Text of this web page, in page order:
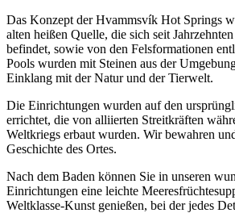
Das Konzept der Hvammsvík Hot Springs
alten heißen Quelle, die sich seit
befindet, sowie von den Felsformationen
Pools wurden mit Steinen aus der
Einklang mit der Natur und der Tierwelt.
Die Einrichtungen wurden auf den
errichtet, die von alliierten Streitkräften
Weltkriegs erbaut wurden. Wir bewahren
Geschichte des Ortes.
Nach dem Baden können Sie in unseren
Einrichtungen eine leichte
Weltklasse-Kunst genießen, bei der jedes